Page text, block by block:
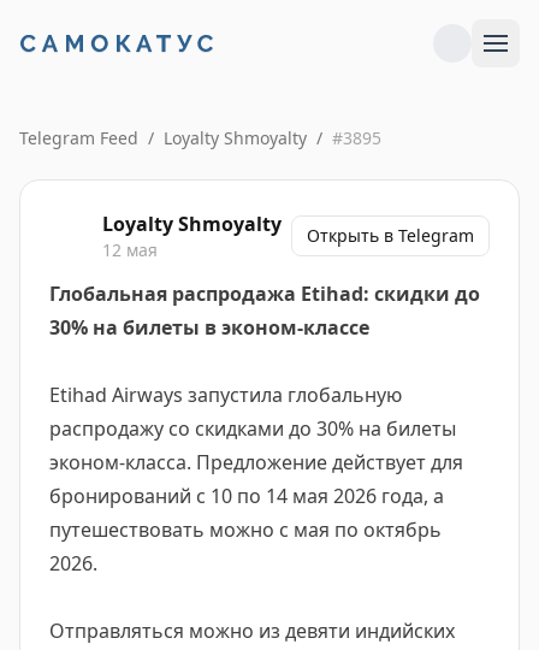
Telegram Feed / Loyalty Shmoyalty / #3895
Loyalty Shmoyalty
12 мая
Открыть в Telegram
Глобальная распродажа Etihad: скидки до
30% на билеты в эконом-классе
Etihad Airways запустила глобальную
распродажу со скидками до 30% на билеты
эконом-класса. Предложение действует для
бронирований с 10 по 14 мая 2026 года, а
путешествовать можно с мая по октябрь
2026.
Отправляться можно из девяти индийских